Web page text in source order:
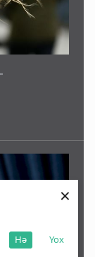
Yox
Hə
×